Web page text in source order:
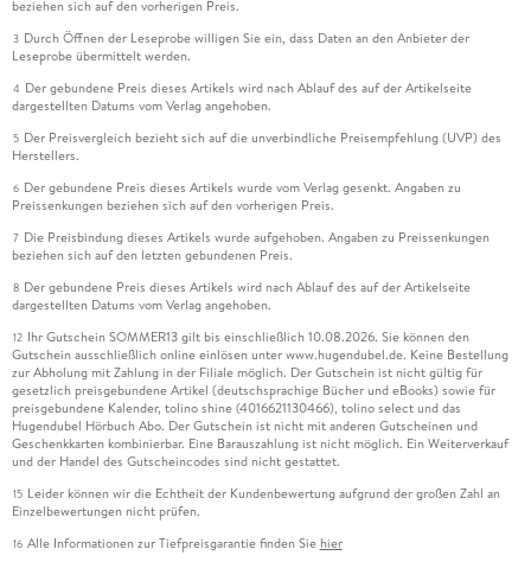
beziehen sich auf den vorherigen Preis.
3 Durch Öffnen der Leseprobe willigen Sie ein, dass Daten an den Anbieter der
Leseprobe übermittelt werden.
4 Der gebundene Preis dieses Artikels wird nach Ablauf des auf der Artikelseite
dargestellten Datums vom Verlag angehoben.
5 Der Preisvergleich bezieht sich auf die unverbindliche Preisempfehlung (UVP) des
Herstellers.
6 Der gebundene Preis dieses Artikels wurde vom Verlag gesenkt. Angaben zu
Preissenkungen beziehen sich auf den vorherigen Preis.
7 Die Preisbindung dieses Artikels wurde aufgehoben. Angaben zu Preissenkungen
beziehen sich auf den letzten gebundenen Preis.
8 Der gebundene Preis dieses Artikels wird nach Ablauf des auf der Artikelseite
dargestellten Datums vom Verlag angehoben.
12 Ihr Gutschein SOMMER13 gilt bis einschließlich 10.08.2026. Sie können den
Gutschein ausschließlich online einlösen unter www.hugendubel.de. Keine Bestellung
zur Abholung mit Zahlung in der Filiale möglich. Der Gutschein ist nicht gültig für
gesetzlich preisgebundene Artikel (deutschsprachige Bücher und eBooks) sowie für
preisgebundene Kalender, tolino shine (4016621130466), tolino select und das
Hugendubel Hörbuch Abo. Der Gutschein ist nicht mit anderen Gutscheinen und
Geschenkkarten kombinierbar. Eine Barauszahlung ist nicht möglich. Ein Weiterverkauf
und der Handel des Gutscheincodes sind nicht gestattet.
15 Leider können wir die Echtheit der Kundenbewertung aufgrund der großen Zahl an
Einzelbewertungen nicht prüfen.
16 Alle Informationen zur Tiefpreisgarantie finden Sie hier